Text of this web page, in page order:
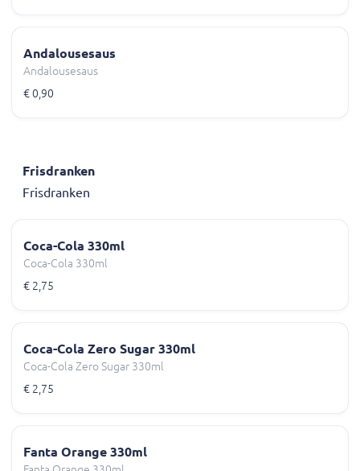
Andalousesaus
Andalousesaus
€ 0,90
Frisdranken
Frisdranken
Coca-Cola 330ml
Coca-Cola 330ml
€ 2,75
Coca-Cola Zero Sugar 330ml
Coca-Cola Zero Sugar 330ml
€ 2,75
Fanta Orange 330ml